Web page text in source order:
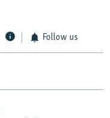
Follow us